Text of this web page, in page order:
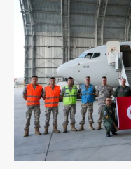
Kontakt
Impressum